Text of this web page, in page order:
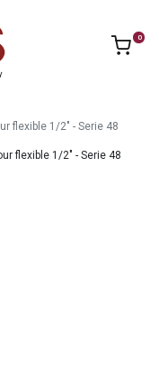
0
flexible 1/2" - Serie 48